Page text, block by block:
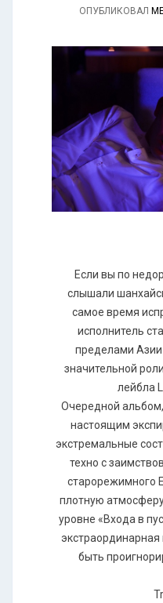
ОПУБЛИКОВАЛ
Если вы по
слышали
самое время
исполнитель
пределами
значительной
лейбла
Очередной
настоящим
экстремальные
техно с
старорежимного
плотную
уровне «Входа в
быть